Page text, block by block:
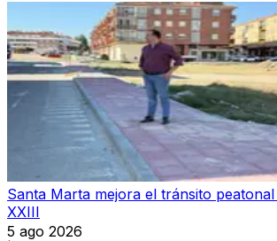
Santa Marta mejora el tránsito
XXIII
5 ago 2026